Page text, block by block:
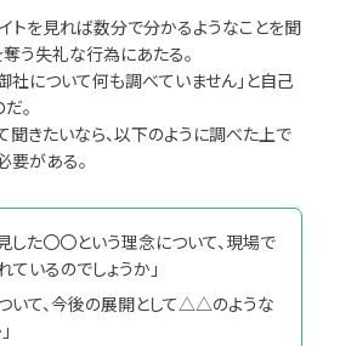
トを見れば数分で分かるようなことを聞
う失礼な行為にあたる。
社について何も調べていません」と自己
。
聞きたいなら、以下のように調べた上で
要がある。
した〇〇という理念について、現場で
いるのでしょうか」
いて、今後の展開として△△のような